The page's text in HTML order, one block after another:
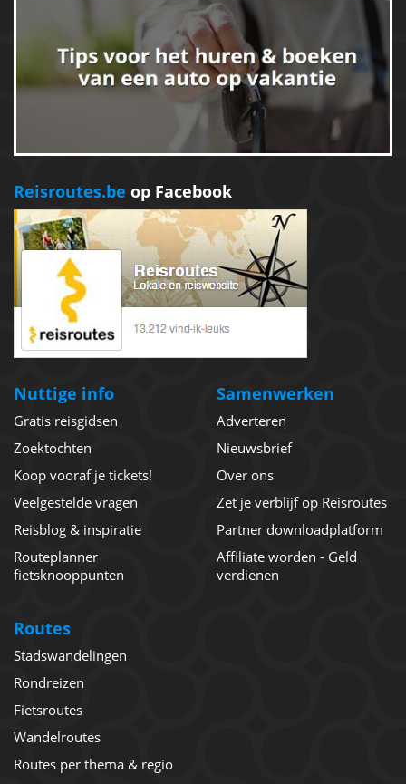
Reisroutes.be op Facebook
Nuttige info
Gratis reisgidsen
Zoektochten
Koop vooraf je tickets!
Veelgestelde vragen
Reisblog & inspiratie
Routeplanner
fietsknooppunten
Samenwerken
Adverteren
Nieuwsbrief
Over ons
Zet je verblijf op Reisroutes
Partner downloadplatform
Affiliate worden - Geld
verdienen
Routes
Stadswandelingen
Rondreizen
Fietsroutes
Wandelroutes
Routes per thema & regio